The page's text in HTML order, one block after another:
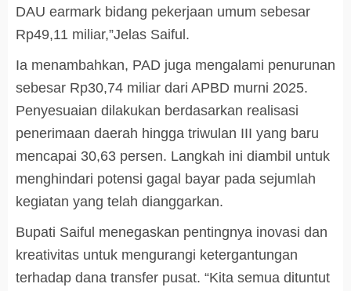
DAU earmark bidang pekerjaan umum sebesar
Rp49,11 miliar,”Jelas Saiful.
Ia menambahkan, PAD juga mengalami penurunan
sebesar Rp30,74 miliar dari APBD murni 2025.
Penyesuaian dilakukan berdasarkan realisasi
penerimaan daerah hingga triwulan III yang baru
mencapai 30,63 persen. Langkah ini diambil untuk
menghindari potensi gagal bayar pada sejumlah
kegiatan yang telah dianggarkan.
Bupati Saiful menegaskan pentingnya inovasi dan
kreativitas untuk mengurangi ketergantungan
terhadap dana transfer pusat. “Kita semua dituntut